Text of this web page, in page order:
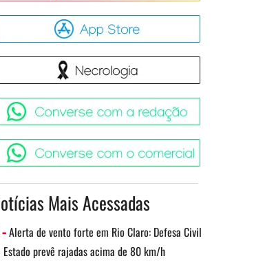
Mais Acessadas
Alerta de vento forte em Rio Claro: Defesa Civil
Estado prevê rajadas acima de 80 km/h